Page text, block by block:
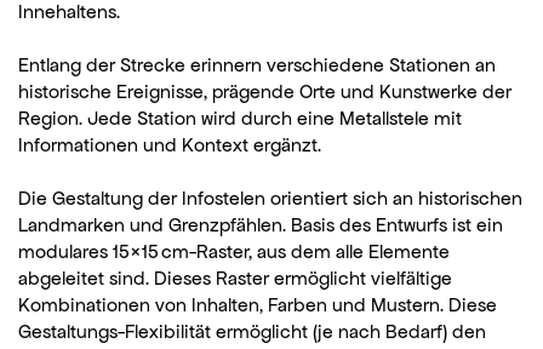
Innehaltens.
Entlang der Strecke erinnern verschiedene Stationen an
historische Ereignisse, prägende Orte und Kunstwerke der
Region. Jede Station wird durch eine Metallstele mit
Informationen und Kontext ergänzt.
Die Gestaltung der Infostelen orientiert sich an historischen
Landmarken und Grenzpfählen. Basis des Entwurfs ist ein
modulares 15×15 cm-Raster, aus dem alle Elemente
abgeleitet sind. Dieses Raster ermöglicht vielfältige
Kombinationen von Inhalten, Farben und Mustern. Diese
Gestaltungs-Flexibilität ermöglicht (je nach Bedarf) den